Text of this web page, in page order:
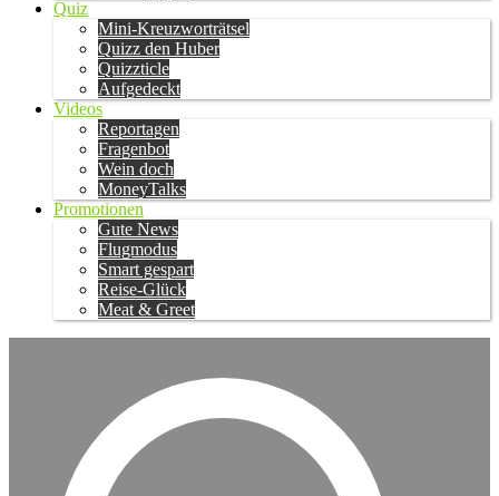
Quiz
Mini-Kreuzworträtsel
Quizz den Huber
Quizzticle
Aufgedeckt
Videos
Reportagen
Fragenbot
Wein doch
MoneyTalks
Promotionen
Gute News
Flugmodus
Smart gespart
Reise-Glück
Meat & Greet